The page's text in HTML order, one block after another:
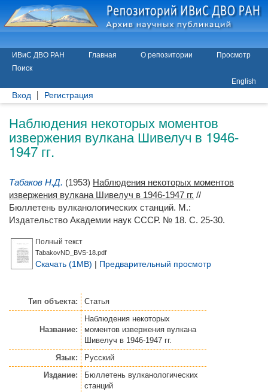
ИВиС ДВО РАН Главная О репозитории
Просмотр
Поиск
English
Вход Регистрация
Наблюдения некоторых моментов
извержения вулкана Шивелуч в 1946-
1947 гг.
Табаков Н.Д. (1953) Наблюдения некоторых моментов
извержения вулкана Шивелуч в 1946-1947 гг. //
Бюллетень вулканологических станций. М.:
Издательство Академии наук СССР. № 18. С. 25-30.
Полный текст
TabakovND_BVS-18.pdf
Скачать (1MB) | Предварительный просмотр
Тип объекта: Статья
Название:
Наблюдения некоторых
моментов извержения вулкана
Шивелуч в 1946-1947 гг.
Язык:
Русский
Издание:
Бюллетень вулканологических
станций